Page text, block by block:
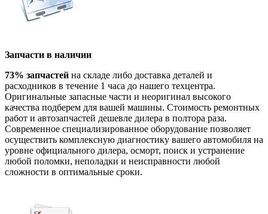
Запчасти в наличии
73% запчастей на складе либо доставка деталей и
расходников в течение 1 часа до нашего техцентра.
Оригинальные запасные части и неоригинал высокого
качества подберем для вашей машины. Стоимость ремонтных
работ и автозапчастей дешевле дилера в полтора раза.
Современное специализированное оборудование позволяет
осуществить комплексную диагностику вашего автомобиля на
уровне официального дилера, осморт, поиск и устранение
любой поломки, неполадки и неисправности любой
сложности в оптимальные сроки.